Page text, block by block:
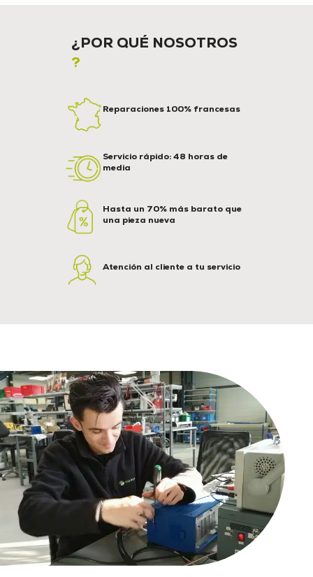
¿POR QUÉ NOSOTROS
?
Reparaciones 100% francesas
Servicio rápido: 48 horas de
media
Hasta un 70% más barato que
una pieza nueva
Atención al cliente a tu servicio